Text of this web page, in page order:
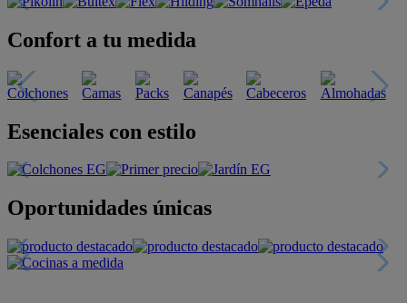
Confort a tu medida
Esenciales con estilo
Oportunidades únicas